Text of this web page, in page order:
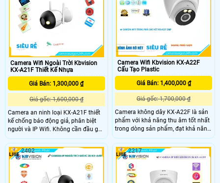
xem ban đêm Full Color tới 30m.
với chất lượng màu sắc ban đêm
đặc biệt
Camera Wifi Ngoài Trời Kbvision
KX-A21F Thiết Kế Nhựa
Giá Bán: 1,300,000 ₫
Giá gốc: 1,600,000 ₫
Camera an ninh loại KX-A21F thiết
kế chống báo động giả, phân biệt
người và IP Wifi. Không cần đầu ghi
vì có khe cắm thẻ nhớ Micro SD tích
hợp. Tính năng tiên tiến giúp giữ an
toàn ngôi nhà hoặc công ty. Sử
dụng công nghệ hiện đại, dễ dàng
lắp đặt và sử dụng an toàn
Camera Wifi Kbvision KX-A22F
Cấu Tạo Plastic
Giá Bán: 1,400,000 ₫
Giá gốc: 1,700,000 ₫
Camera không dây KX-A22F là sản
phẩm với khả năng thu âm tốt nhất
trong dòng sản phẩm, đạt khả năng
đáng kinh ngạc trong việc chống
cảnh báo chuyển động giả (motion
detection) bằng cách nhận dạng
người. Với công nghệ chống ngược
sáng DWDR, camera này hoạt động
hiệu quả trong các môi trường
2402 2217